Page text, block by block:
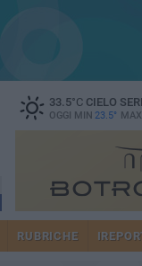
33.5°CCIELO
OGGI MIN 23.5° MAX
RUBRICHE